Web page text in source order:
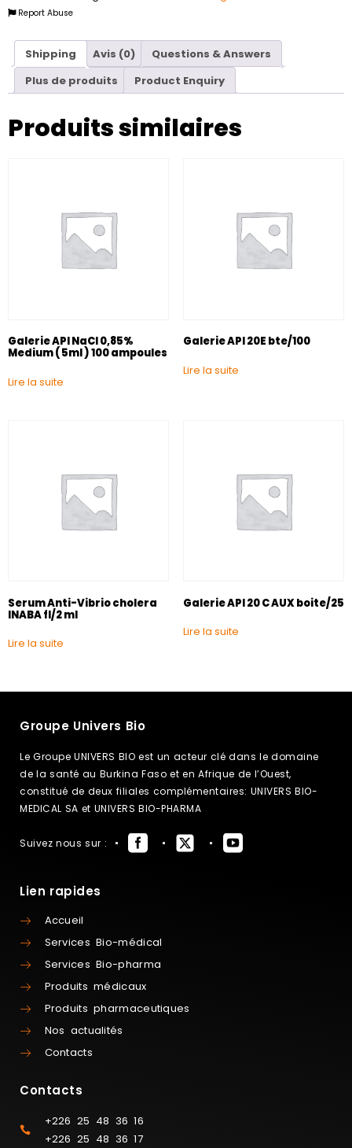
Report Abuse
Shipping Avis (0)
Questions & Answers
Plus de produits
Product Enquiry
Produits similaires
Galerie API NaCl 0,85%
Medium ( 5ml ) 100 ampoules
Lire la suite
Galerie API 20E bte/100
Lire la suite
Serum Anti-Vibrio cholera
INABA fl/2 ml
Lire la suite
Galerie API 20 C AUX boite/25
Lire la suite
Groupe Univers Bio
Le Groupe UNIVERS BIO est un acteur clé dans le domaine
de la santé au Burkina Faso et en Afrique de l’Ouest,
constitué de deux filiales complémentaires: UNIVERS BIO-
MEDICAL SA et UNIVERS BIO-PHARMA
Suivez nous sur :
Lien rapides
Accueil
Services Bio-médical
Services Bio-pharma
Produits médicaux
Produits pharmaceutiques
Nos actualités
Contacts
Contacts
+226 25 48 36 16
+226 25 48 36 17